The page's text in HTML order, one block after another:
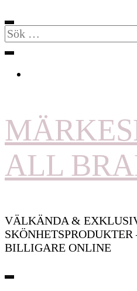
Sök
efter:
ALL
VÄLKÄNDA &
BILLIGARE ONLINE